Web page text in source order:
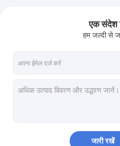
एक संदेश
हम जल्दी से
जारी रखें